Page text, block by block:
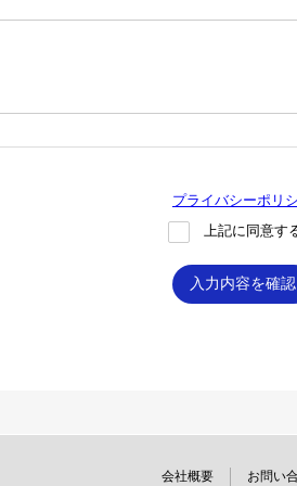
プライバシーポリ
上記に同意す
入力内容を確認
会社概要 お問い